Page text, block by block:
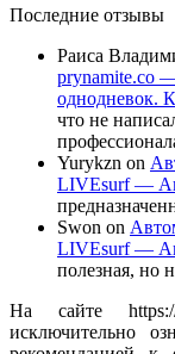
Последние отзывы
Раиса
prynamite.co
однодневок.
что не
Yurykzn on
LIVEsurf —
Swon on
LIVEsurf —
полезная, но
На сайте
исключительно